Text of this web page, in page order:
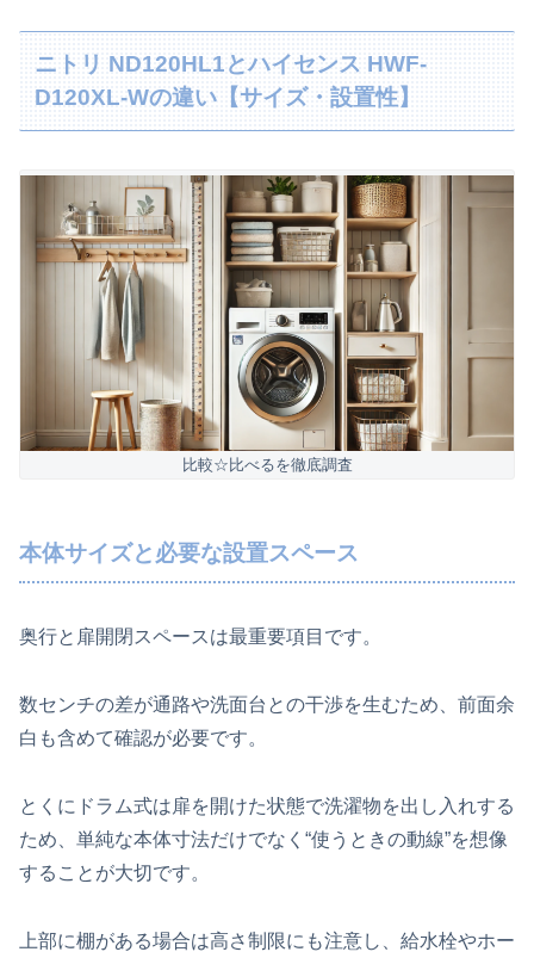
ニトリ ND120HL1とハイセンス HWF-
D120XL-Wの違い【サイズ・設置性】
比較☆比べるを徹底調査
本体サイズと必要な設置スペース
奥行と扉開閉スペースは最重要項目です。
数センチの差が通路や洗面台との干渉を生むため、前面余
白も含めて確認が必要です。
とくにドラム式は扉を開けた状態で洗濯物を出し入れする
ため、単純な本体寸法だけでなく“使うときの動線”を想像
することが大切です。
上部に棚がある場合は高さ制限にも注意し、給水栓やホー